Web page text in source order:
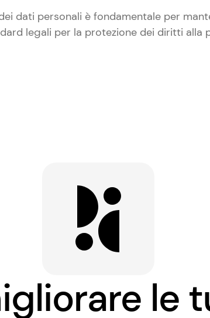
dati personali è fondamentale per
legali per la protezione dei diritti alla
le